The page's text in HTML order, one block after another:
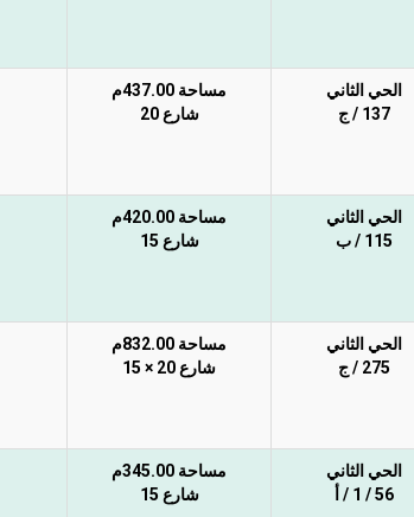
الحي الثاني
137 / ج
مساحة 437.00م
شارع 20
الحي الثاني
115 / ب
مساحة 420.00م
شارع 15
الحي الثاني
275 / ج
مساحة 832.00م
شارع 20 × 15
الحي الثاني
56 / 1 / أ
مساحة 345.00م
شارع 15